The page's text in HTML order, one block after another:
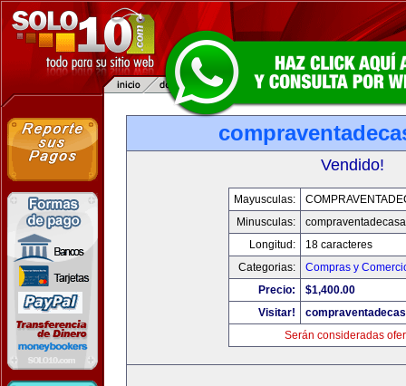
Vendido!
Mayusculas:
Minusculas:
Longitud:
18 caracteres
Categorias:
Compras y
Precio:
$1,400.00
Visitar!
Serán consideradas